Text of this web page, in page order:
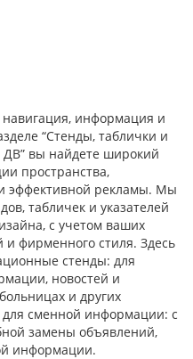
навигация, информация и
“Стенды, таблички и
ДВ” вы найдете широкий
пространства,
эффективной рекламы. Мы
табличек и указателей
с учетом ваших
и фирменного стиля. Здесь
стенды: для
новостей и
и других
сменной информации: с
замены объявлений,
информации.